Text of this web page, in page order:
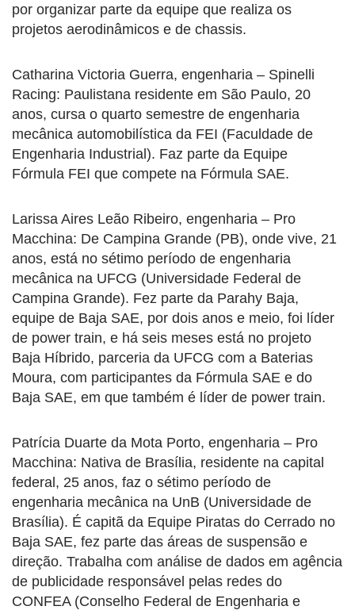
por organizar parte da equipe que realiza os
projetos aerodinâmicos e de chassis.
Catharina Victoria Guerra, engenharia – Spinelli
Racing: Paulistana residente em São Paulo, 20
anos, cursa o quarto semestre de engenharia
mecânica automobilística da FEI (Faculdade de
Engenharia Industrial). Faz parte da Equipe
Fórmula FEI que compete na Fórmula SAE.
Larissa Aires Leão Ribeiro, engenharia – Pro
Macchina: De Campina Grande (PB), onde vive, 21
anos, está no sétimo período de engenharia
mecânica na UFCG (Universidade Federal de
Campina Grande). Fez parte da Parahy Baja,
equipe de Baja SAE, por dois anos e meio, foi líder
de power train, e há seis meses está no projeto
Baja Híbrido, parceria da UFCG com a Baterias
Moura, com participantes da Fórmula SAE e do
Baja SAE, em que também é líder de power train.
Patrícia Duarte da Mota Porto, engenharia – Pro
Macchina: Nativa de Brasília, residente na capital
federal, 25 anos, faz o sétimo período de
engenharia mecânica na UnB (Universidade de
Brasília). É capitã da Equipe Piratas do Cerrado no
Baja SAE, fez parte das áreas de suspensão e
direção. Trabalha com análise de dados em agência
de publicidade responsável pelas redes do
CONFEA (Conselho Federal de Engenharia e